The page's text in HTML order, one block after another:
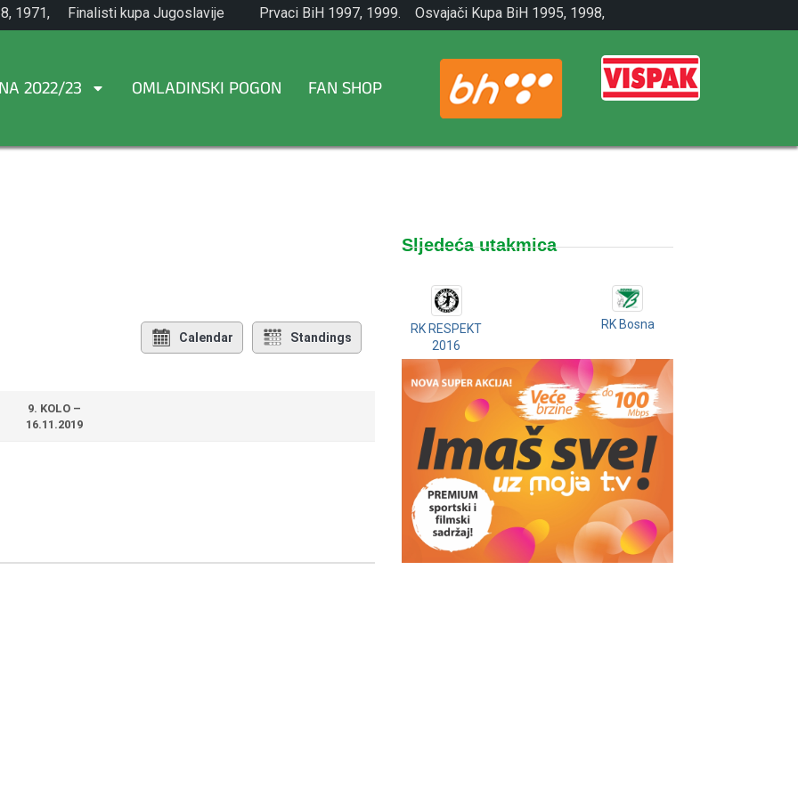
1971,
Finalisti kupa Jugoslavije
1965.
Prvaci BiH 1997, 1999.
Osvajači Kupa BiH 1995, 1998,
2001.
2022/23 OMLADINSKI POGON FAN SHOP
Calendar Standings
9. KOLO –
16.11.2019
Sljedeća utakmica
RK RESPEKT
2016
RK Bosna